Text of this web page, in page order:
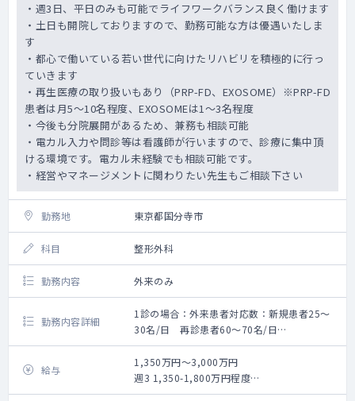
・週3日、平日のみも可能でライフワークバランス良く働けます
・土日も開院しておりますので、勤務可能な方は優遇いたしま
す
・都心で働いている若い世代に向けたリハビリを積極的に行っ
ていきます
・再生医療の取り扱いもあり（PRP-FD、EXOSOME）※PRP-FD
患者は月5～10名程度、EXOSOMEは1～3名程度
・今後も分院展開があるため、兼務も相談可能
・電カル入力や問診等は看護師が行いますので、診療に集中頂
ける環境です。電カル未経験でも相談可能です。
・経営やマネージメントに関わりたい先生もご相談下さい
勤務地 東京都国分寺市
科目 整形外科
勤務内容 外来のみ
勤務内容詳細
1診の場合：外来患者対応数：新規患者25〜
30名/日 再診患者60〜70名/日
2診の場合：外来患者対応数：新規患者30〜
40名/日 再診患者20~30名/日
体制：
・看護師・レントゲン技師・クラーク3-4人で
給与
1,350万円～3,000万円
週3 1,350-1,800万円程度
週4 1,800-2,400万円程度